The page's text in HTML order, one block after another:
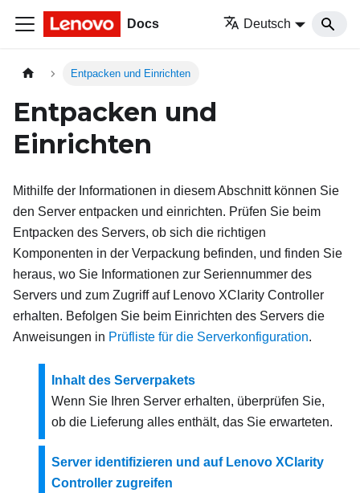
Docs Deutsch
Entpacken und Einrichten
Entpacken und
Einrichten
Mithilfe der Informationen in diesem Abschnitt können Sie
den Server entpacken und einrichten. Prüfen Sie beim
Entpacken des Servers, ob sich die richtigen
Komponenten in der Verpackung befinden, und finden Sie
heraus, wo Sie Informationen zur Seriennummer des
Servers und zum Zugriff auf Lenovo XClarity Controller
erhalten. Befolgen Sie beim Einrichten des Servers die
Anweisungen in Prüfliste für die Serverkonfiguration.
Inhalt des Serverpakets
Wenn Sie Ihren Server erhalten, überprüfen Sie,
ob die Lieferung alles enthält, das Sie erwarteten.
Server identifizieren und auf Lenovo XClarity
Controller zugreifen